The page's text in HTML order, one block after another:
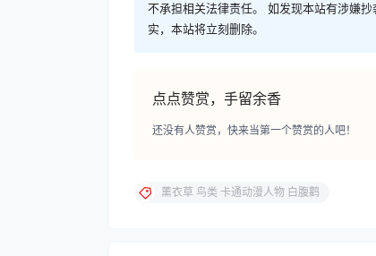
不承担相关法律责任。 如发现本站有涉嫌
实，本站将立刻删除。
点点赞赏，手留余香
还没有人赞赏，快来当第一个赞赏的人吧！
薰衣草 鸟类 卡通动漫人物 白腹鹳